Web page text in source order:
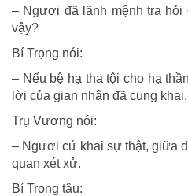
– Ngươi đã lãnh mệnh tra
vậy?
Bí Trọng nói:
– Nếu bệ hạ tha tội cho hạ
lời của gian nhân đã cung khai.
Trụ Vương nói:
– Ngươi cứ khai sự thật, giữa
quan xét xử.
Bí Trọng tâu: